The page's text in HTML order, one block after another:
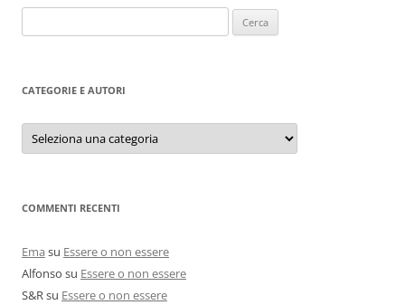
per:
CATEGORIE E AUTORI
Categorie
autori
COMMENTI RECENTI
Ema su Essere o non essere
Alfonso su Essere o non essere
S&Rsu Essere o non essere